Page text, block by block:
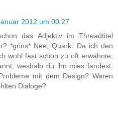
2012 um 00:27
das Adjektiv im Threadtitel
*grins* Nee, Quark: Da ich den
wohl fast schon zu oft erwähnte,
weshalb du ihn mies fandest.
mit dem Design? Waren
Dialoge?